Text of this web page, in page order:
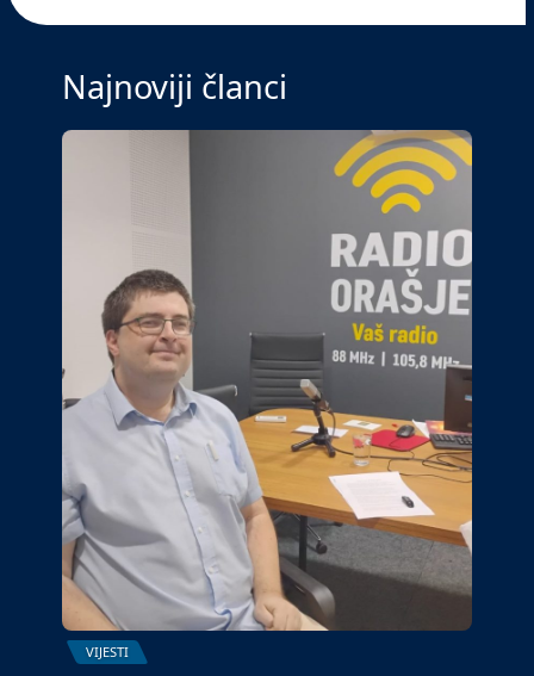
Najnoviji članci
VIJESTI